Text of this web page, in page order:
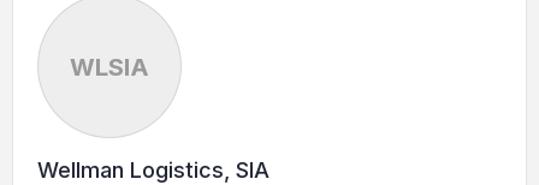
WLSIA
Wellman Logistics, SIA